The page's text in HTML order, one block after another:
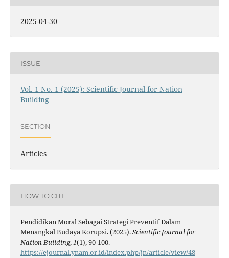
2025-04-30
ISSUE
Vol. 1 No. 1 (2025): Scientific Journal for Nation
Building
SECTION
Articles
HOW TO CITE
Pendidikan Moral Sebagai Strategi Preventif Dalam
Menangkal Budaya Korupsi. (2025).Scientific Journal for
Nation Building,1(1), 90-100.
https://ejournal.ynam.or.id/index.php/jn/article/view/48